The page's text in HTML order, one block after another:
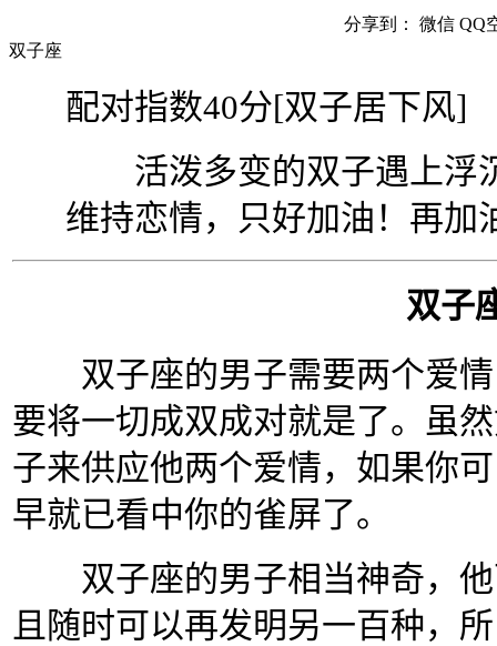
分享到： 微信 QQ
双子座
配对指数40分[双子居下风]
活泼多变的双子遇上浮
维持恋情，只好加油！再加
双子
双子座的男子需要两个爱情
要将一切成双成对就是了。虽
子来供应他两个爱情，如果你
早就已看中你的雀屏了。
双子座的男子相当神奇，他
且随时可以再发明另一百种，